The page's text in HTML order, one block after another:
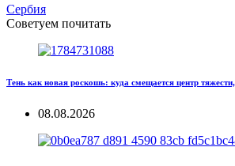
Сербия
Советуем почитать
Тень как новая роскошь: куда смещается центр
08.08.2026